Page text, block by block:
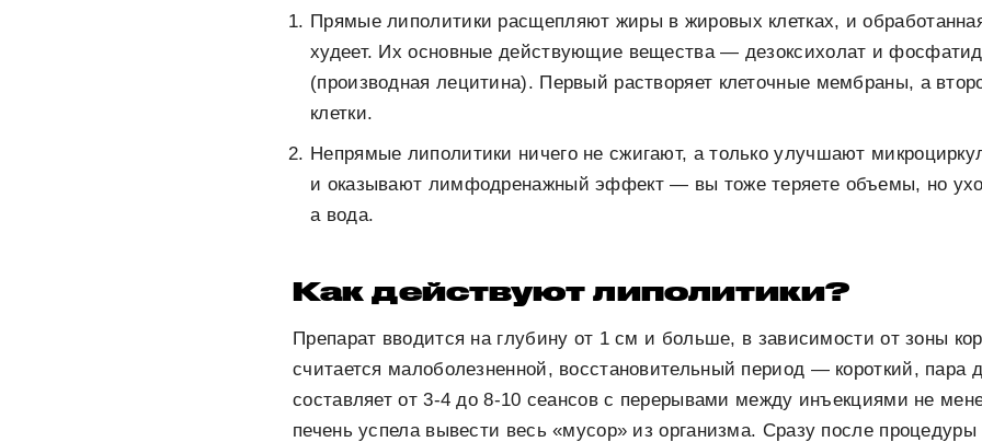
Прямые липолитики расщепляют жиры в жировых клетках, и
худеет. Их основные действующие вещества — дезоксихолат и
(производная лецитина). Первый растворяет клеточные мембраны, а
клетки.
Непрямые липолитики ничего не сжигают, а только улучшают
и оказывают лимфодренажный эффект — вы тоже теряете объемы, но
а вода.
Как действуют липолитики?
Препарат вводится на глубину от 1 см и больше, в зависимости от зоны
считается малоболезненной, восстановительный период — короткий, пара
составляет от 3-4 до 8-10 сеансов с перерывами между инъекциями не
печень успела вывести весь «мусор» из организма. Сразу после